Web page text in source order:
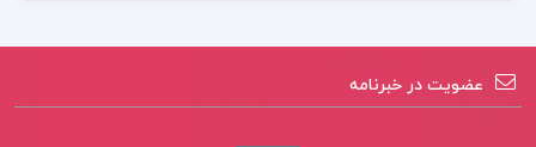
عضویت در خبرنامه